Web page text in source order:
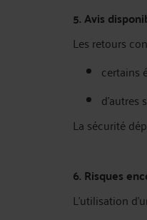
5. Avis
Les retours
certains
La sécurité
6. Risques
L’utilisation